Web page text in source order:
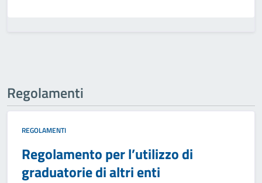
Regolamenti
REGOLAMENTI
Regolamento per l’utilizzo di
graduatorie di altri enti